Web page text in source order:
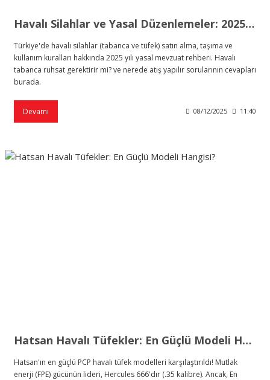
Havalı Silahlar ve Yasal Düzenlemeler: 2025 Satın Alma, Taşıma ve Kullanım Rehberi
Türkiye'de havalı silahlar (tabanca ve tüfek) satın alma, taşıma ve
kullanım kuralları hakkında 2025 yılı yasal mevzuat rehberi. Havalı
tabanca ruhsat gerektirir mi? ve nerede atış yapılır sorularının cevapları
burada.
Devamı 08/12/2025 11:40
Hatsan Havalı Tüfekler: En Güçlü Modeli Hangisi?
Hatsan'ın en güçlü PCP havalı tüfek modelleri karşılaştırıldı! Mutlak
enerji (FPE) gücünün lideri, Hercules 666'dır (.35 kalibre). Ancak, En